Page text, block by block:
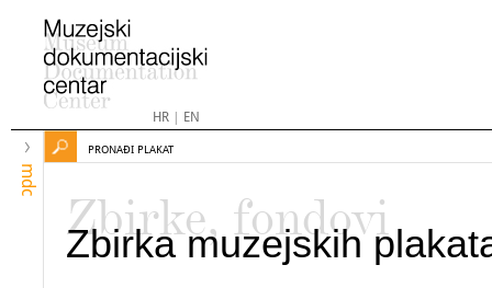
HR| EN
mdc
PRONAĐI PLAKAT
Zbirke, fondovi
Zbirka muzejskih